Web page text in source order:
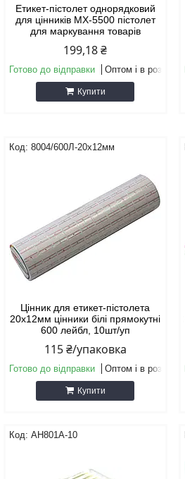
Етикет-пістолет однорядковий
для цінників MX-5500 пістолет
для маркування товарів
199,18 ₴
Готово до відправки Оптом і в роздріб
Купити
8004/600Л-20х12мм
Цінник для етикет-пістолета
20х12мм цінники білі прямокутні
600 лейбл, 10шт/уп
115 ₴/упаковка
Готово до відправки Оптом і в роздріб
Купити
АН801А-10